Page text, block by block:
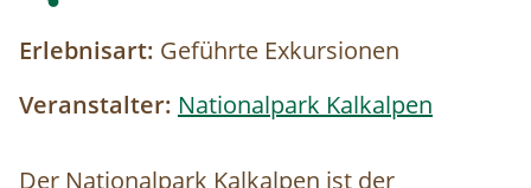
Erlebnisart: Geführte Exkursionen
Veranstalter: Nationalpark Kalkalpen
Der Nationalpark Kalkalpen ist der